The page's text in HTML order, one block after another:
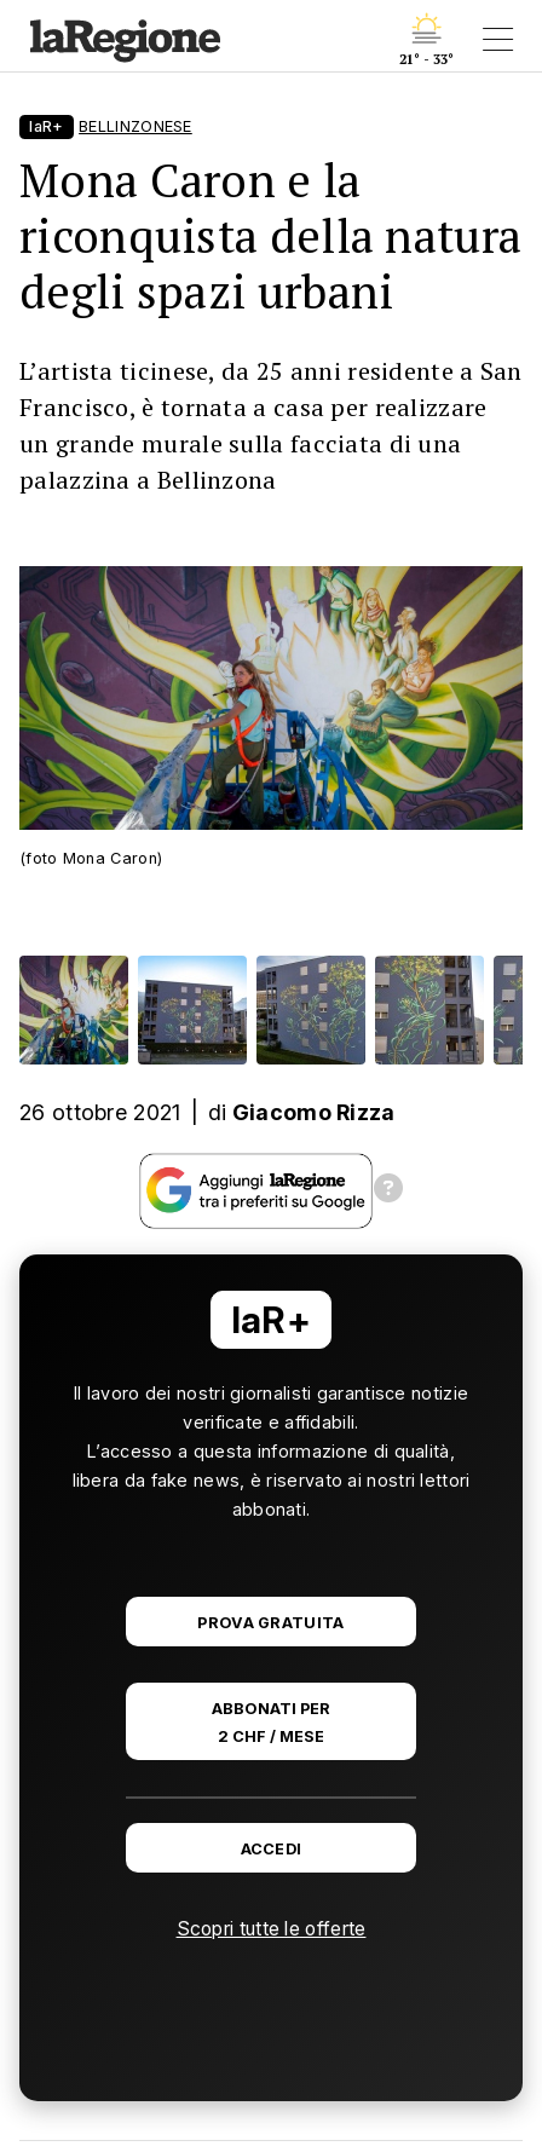
21° - 33°
laR+ BELLINZONESE
Mona Caron e la
riconquista della natura
degli spazi urbani
L’artista ticinese, da 25 anni residente a San
Francisco, è tornata a casa per realizzare
un grande murale sulla facciata di una
palazzina a Bellinzona
(foto Mona Caron)
26 ottobre 2021 di Giacomo Rizza
laR+
Il lavoro dei nostri giornalisti garantisce notizie
verificate e affidabili.
L’accesso a questa informazione di qualità,
libera da fake news, è riservato ai nostri lettori
abbonati.
PROVA GRATUITA
ABBONATI PER
2 CHF / MESE
ACCEDI
Scopri tutte le offerte